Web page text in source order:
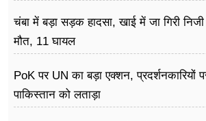
चंबा में बड़ा सड़क हादसा, खाई में जा गिरी
मौत, 11 घायल
PoK पर UN का बड़ा एक्शन, प्रदर्शनकारियों
पाकिस्तान को लताड़ा